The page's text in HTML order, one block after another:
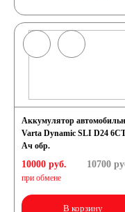
Аккумулятор
Varta Dynamic SLI D24
Ач обр.
10000 руб.
при обмене
10700
В корзину